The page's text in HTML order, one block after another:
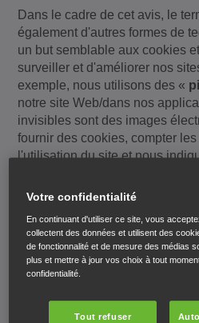
Dans le cadre de cet avis, le
également d'autres formes de
un but semblable aux cookies
surveiller et d'améliorer nos
exemple, nous utilisons des «
notre site Web/dans nos
invisibles sont des images
fournir des cookies, compter
l'utilisation du site et nous
À quoi servent les cookies
Grâce aux cookies, nous
Fournir les contenus le
Votre confidentialité
En continuant d'utiliser ce site, vous
collectent des données et utilisent des
de fonctionnalité et de mesure des médias
plus et mettre à jour vos choix à tout
confidentialité.
Tout refuser